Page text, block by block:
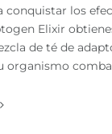
conquistar los
Elixir
de té de
organismo